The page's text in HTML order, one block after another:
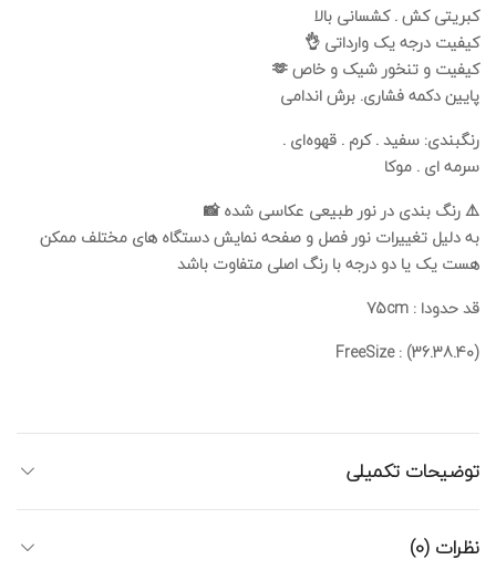
کبریتی کش . کشسانی بالا
کیفیت درجه یک وارداتی 👌
کیفیت و تنخور شیک و خاص 🫶
پایین دکمه فشاری. برش اندامی
رنگبندی: سفید . کرم . قهوه‌ای .
سرمه ای . موکا
⚠️ رنگ بندی در نور طبیعی عکاسی شده 📸
به دلیل تغییرات نور فصل و صفحه نمایش دستگاه های مختلف ممکن
هست یک یا دو درجه با رنگ اصلی متفاوت باشد
قد حدودا : 75cm
FreeSize : (36.38.40)
توضیحات تکمیلی
نظرات (0)